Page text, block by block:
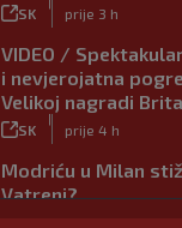
SK prije 3 h
VIDEO /
i nevjerojatna
Velikoj nagradi
SK prije 4 h
Modriću u Milan
Vatreni?